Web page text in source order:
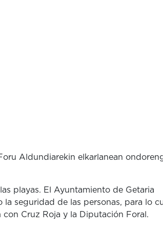
Aldundiarekin elkarlanean
playas. El Ayuntamiento de Getaria
seguridad de las personas, para lo
Cruz Roja y la Diputación Foral.